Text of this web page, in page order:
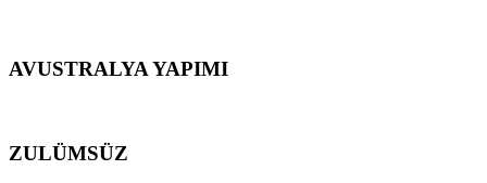
AVUSTRALYA YAPIMI
ZULÜMSÜZ